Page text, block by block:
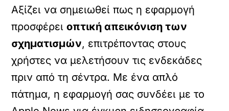
Αξίζει να σημειωθεί πως η εφαρμογή
προσφέρειοπτική απεικόνιση των
σχηματισμών, επιτρέποντας στους
χρήστες να μελετήσουν τις ενδεκάδες
πριν από τη σέντρα. Με ένα απλό
πάτημα, η εφαρμογή σας συνδέει με το